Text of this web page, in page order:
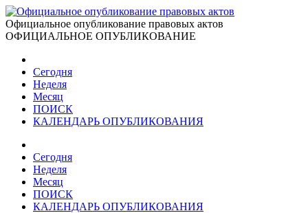
Официальное опубликование правовых актов
ОФИЦИАЛЬНОЕ ОПУБЛИКОВАНИЕ
Сегодня
Неделя
Месяц
ПОИСК
КАЛЕНДАРЬ ОПУБЛИКОВАНИЯ
Сегодня
Неделя
Месяц
ПОИСК
КАЛЕНДАРЬ ОПУБЛИКОВАНИЯ